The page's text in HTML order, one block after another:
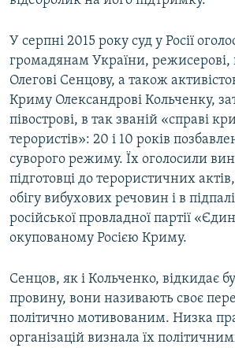
У серпні 2015 року суд у Росії
громадянам України,
Олегові Сенцову, а також
Криму Олександрові Кольченку,
півострові, в так званій «справі
терористів»: 20 і 10 років
суворого режиму. Їх оголосили
підготовці до терористичних
обігу вибухових речовин і в
російської провладної партії
окупованому Росією Криму.
Сенцов, як і Кольченко, відкидає
провину, вони називають своє
політично мотивованим. Низка
організацій визнала їх